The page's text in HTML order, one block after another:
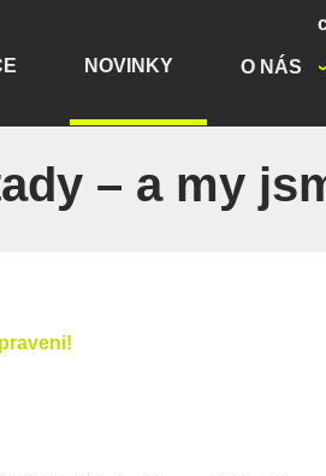
NOVINKY O NÁS
– a my